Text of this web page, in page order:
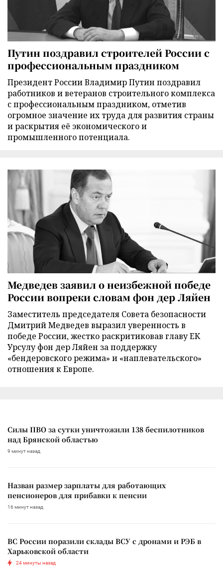
Путин поздравил строителей России с
профессиональным праздником
Президент России Владимир Путин поздравил
работников и ветеранов строительного комплекса
с профессиональным праздником, отметив
огромное значение их труда для развития страны
и раскрытия её экономического и
промышленного потенциала.
Медведев заявил о неизбежной победе
России вопреки словам фон дер Ляйен
Заместитель председателя Совета безопасности
Дмитрий Медведев выразил уверенность в
победе России, жестко раскритиковав главу ЕК
Урсулу фон дер Ляйен за поддержку
«бендеровского режима» и «наплевательского»
отношения к Европе.
Силы ПВО за сутки уничтожили 138 беспилотников
над Брянской областью
9 минут назад
Назван размер зарплаты для работающих
пенсионеров для прибавки к пенсии
16 минут назад
ВС России поразили склады ВСУ с дронами и РЭБ в
Харьковской области
24 минуты назад